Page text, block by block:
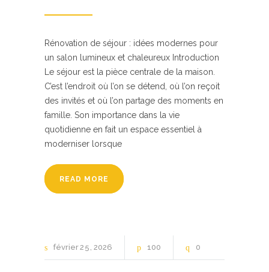
Rénovation de séjour : idées modernes pour
un salon lumineux et chaleureux Introduction
Le séjour est la pièce centrale de la maison.
C’est l’endroit où l’on se détend, où l’on reçoit
des invités et où l’on partage des moments en
famille. Son importance dans la vie
quotidienne en fait un espace essentiel à
moderniser lorsque
READ MORE
février25 2026 100 0